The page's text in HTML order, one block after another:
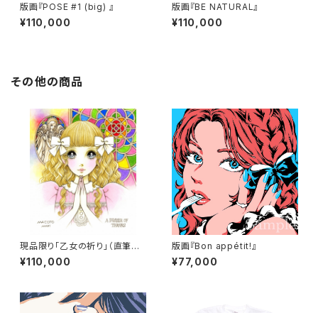
版画『POSE #1 (big) 』
¥110,000
版画『BE NATURAL』
¥110,000
その他の商品
現品限り「乙女の祈り」（直筆サ
イン入り）
¥110,000
版画『Bon appétit!』
¥77,000